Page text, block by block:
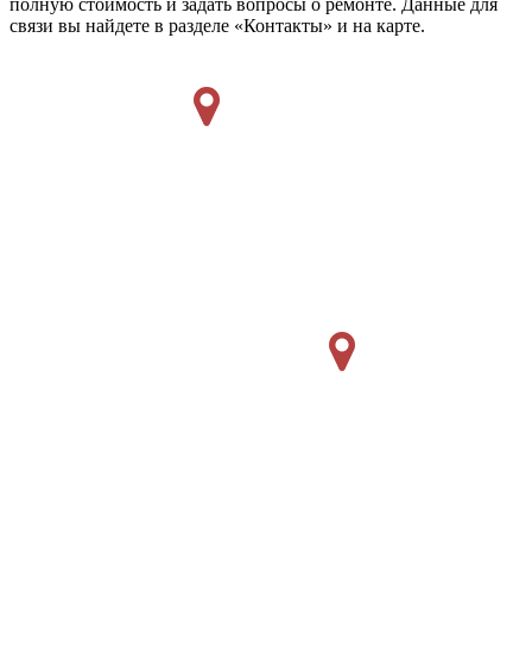
полную стоимость и задать вопросы о ремонте. Данные для
связи вы найдете в разделе «Контакты» и на карте.